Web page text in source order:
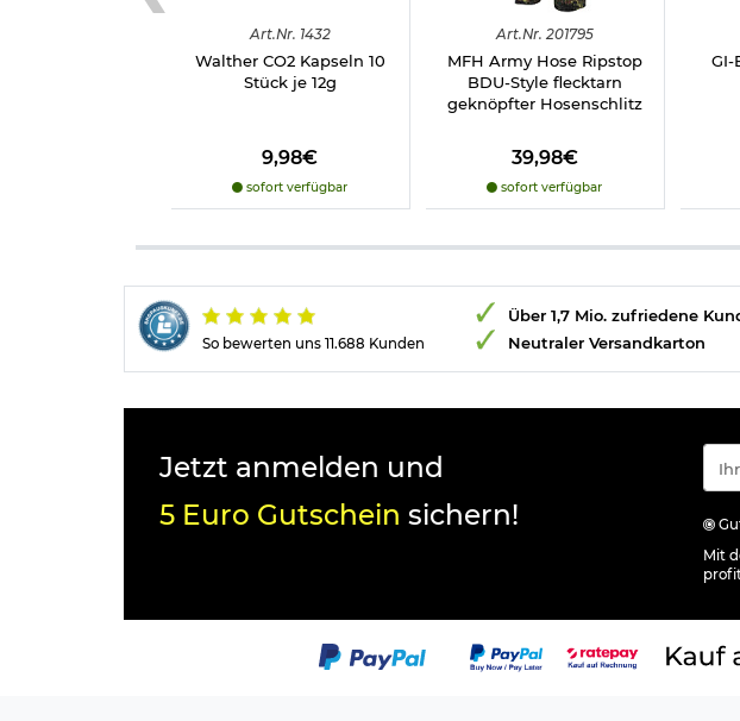
Art.Nr. 1432
Walther CO2 Kapseln 10
Stück je 12g
9,98€
sofort verfügbar
Art.Nr. 201795
MFH Army Hose Ripstop
BDU-Style flecktarn
geknöpfter Hosenschlitz
39,98€
sofort verfügbar
GI-
So bewerten uns 11.688 Kunden
Über 1,7 Mio. zufriedene
Neutraler Versandkarton
Jetzt anmelden und
5 Euro Gutschein sichern!
Mit